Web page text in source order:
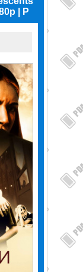
| P